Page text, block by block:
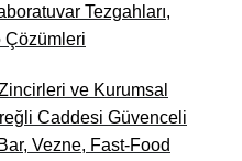
Tezgahları,
Çözümleri
ve Kurumsal
Caddesi Güvenceli
Vezne, Fast-Food